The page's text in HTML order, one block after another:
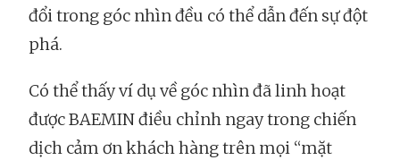
đổi trong góc nhìn đều có thể dẫn đến sự đột
phá.
Có thể thấy ví dụ về góc nhìn đã linh hoạt
được BAEMIN điều chỉnh ngay trong chiến
dịch cảm ơn khách hàng trên mọi “mặt